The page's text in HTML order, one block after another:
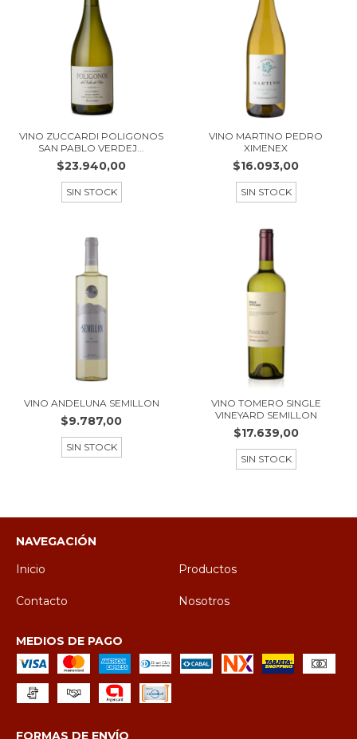
VINO ZUCCARDI POLIGONOS
SAN PABLO VERDEJ...
$23.940,00
SIN STOCK
VINO MARTINO PEDRO
XIMENEX
$16.093,00
SIN STOCK
VINO ANDELUNA SEMILLON
$9.787,00
SIN STOCK
VINO TOMERO SINGLE
VINEYARD SEMILLON
$17.639,00
SIN STOCK
NAVEGACIÓN
Inicio
Productos
Contacto Nosotros
MEDIOS DE PAGO
FORMAS DE ENVÍO